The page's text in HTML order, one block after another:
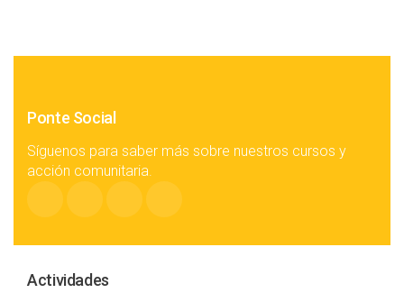
Ponte Social
Síguenos para saber más sobre nuestros cursos y
acción comunitaria.
Actividades